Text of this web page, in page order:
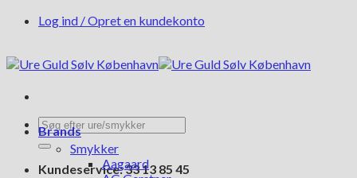
FortsætLog ind / Opret en kundekonto
Søg
efter:
Kundeservice: 33 13 85 45
Brands
Smykker
Aagaard